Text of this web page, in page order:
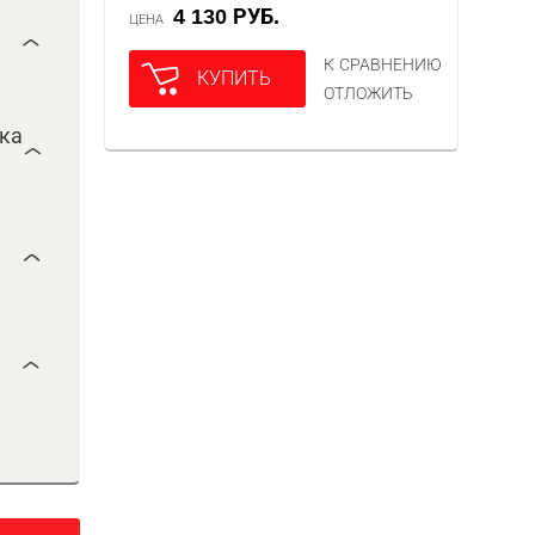
ЦЕНА 4 130 РУБ.
КУПИТЬ
К СРАВНЕНИЮ
ОТЛОЖИТЬ